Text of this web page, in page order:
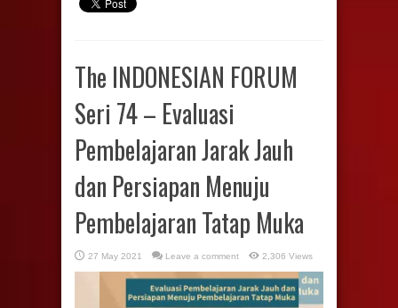
The INDONESIAN FORUM
Seri 74 – Evaluasi
Pembelajaran Jarak Jauh
dan Persiapan Menuju
Pembelajaran Tatap Muka
27 May 2021 Leave a comment 2,306 Views